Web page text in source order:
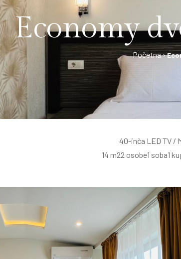
Economy
40-inča LED TV /
14 m22 osobe1 soba1